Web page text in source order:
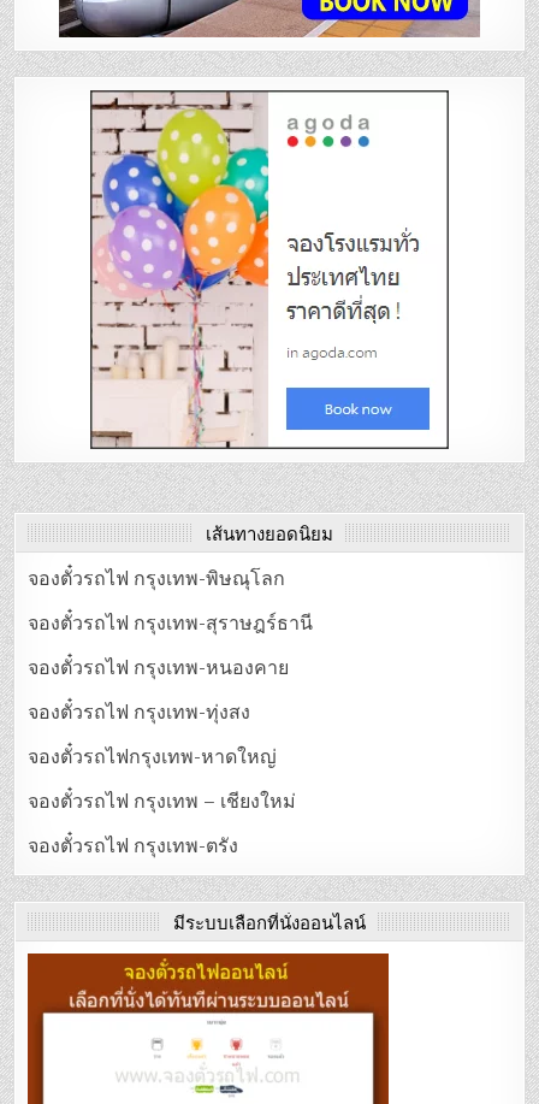
เส้นทางยอดนิยม
จองตั๋วรถไฟ กรุงเทพ-พิษณุโลก
จองตั๋วรถไฟ กรุงเทพ-สุราษฎร์ธานี
จองตั๋วรถไฟ กรุงเทพ-หนองคาย
จองตั๋วรถไฟ กรุงเทพ-ทุ่งสง
จองตั๋วรถไฟกรุงเทพ-หาดใหญ่
จองตั๋วรถไฟ กรุงเทพ – เชียงใหม่
จองตั๋วรถไฟ กรุงเทพ-ตรัง
มีระบบเลือกที่นั่งออนไลน์